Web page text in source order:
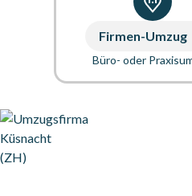
Firmen-Umzug
Büro- oder